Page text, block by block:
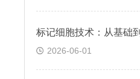
2026-06-01